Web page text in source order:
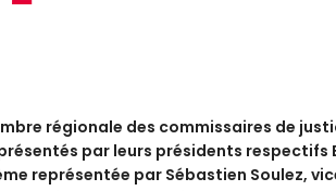
régionale des commissaires de
par leurs présidents respectifs
représentée par Sébastien Soulez,